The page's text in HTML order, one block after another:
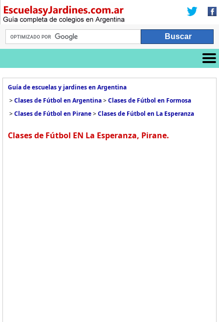
Guía de escuelas y jardines en Argentina
>Clases de Fútbol en Argentina>Clases de Fútbol en Formosa
>Clases de Fútbol en Pirane>Clases de Fútbol en La Esperanza
Clases de Fútbol EN La Esperanza, Pirane.